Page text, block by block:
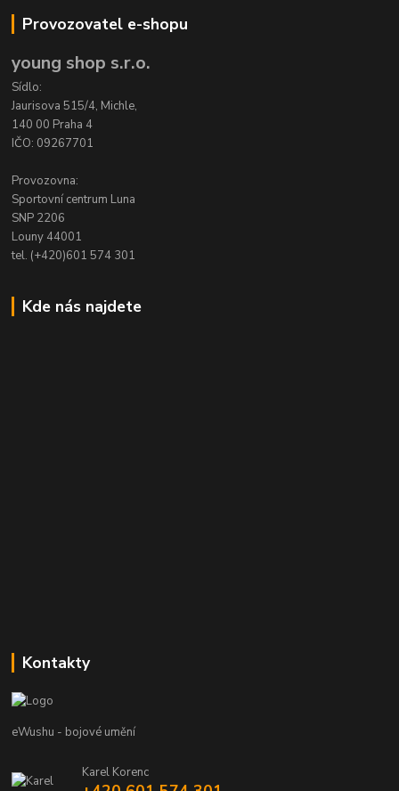
Provozovatel e-shopu
young shop s.r.o.
Sídlo:
Jaurisova 515/4, Michle,
140 00 Praha 4
IČO: 09267701
Provozovna:
Sportovní centrum Luna
SNP 2206
Louny 44001
tel. (+420)601 574 301
Kde nás najdete
Kontakty
eWushu - bojové umění
Karel Korenc